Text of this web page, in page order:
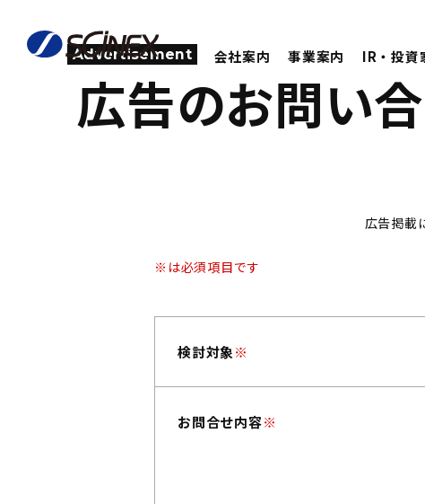
会社案内 事業案内 IR・投資
Advertisement
広告のお問い
広告掲載
※は必須項目です
検討対象※
お問合せ内容※